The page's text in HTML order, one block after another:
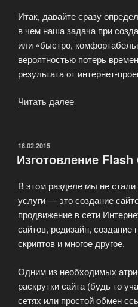
Итак, давайте сразу
в чем наша задача при
или «быстро,
вероятностью потерь
результата от интернет-
Читать далее
заказчика»
ОПУБЛИКОВАНО
18.02.2015
Изготовление
В этом разделе мы не
услуги — это создание
продвижение в сети
сайтов, редизайн, создание
скриптов и многое другое.
Одним из необходимых
раскрутки сайта (будь то
сетях или простой обмен